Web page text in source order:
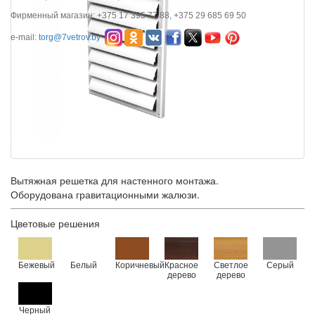
Вытяжная решетка для настенного монтажа.
Оборудована гравитационными жалюзи.
Цветовые решения
Бежевый Белый КоричневыйКрасное
дерево
Светлое
дерево
Серый
Черный
Фирменный магазин: +375 17 395 77 88, +375 29 685 69 50
e-mail: torg@7vetrov.by